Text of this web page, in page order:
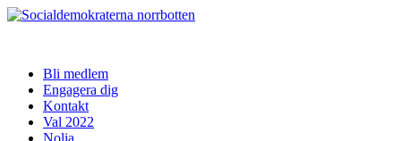
norrbotten
Bli medlem
Engagera dig
Kontakt
Val 2022
Nolia